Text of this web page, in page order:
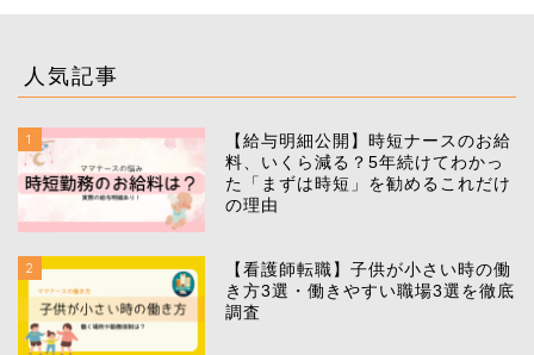
人気記事
1
【給与明細公開】時短ナースのお給
料、いくら減る？5年続けてわかっ
た「まずは時短」を勧めるこれだけ
の理由
2
【看護師転職】子供が小さい時の働
き方3選・働きやすい職場3選を徹底
調査